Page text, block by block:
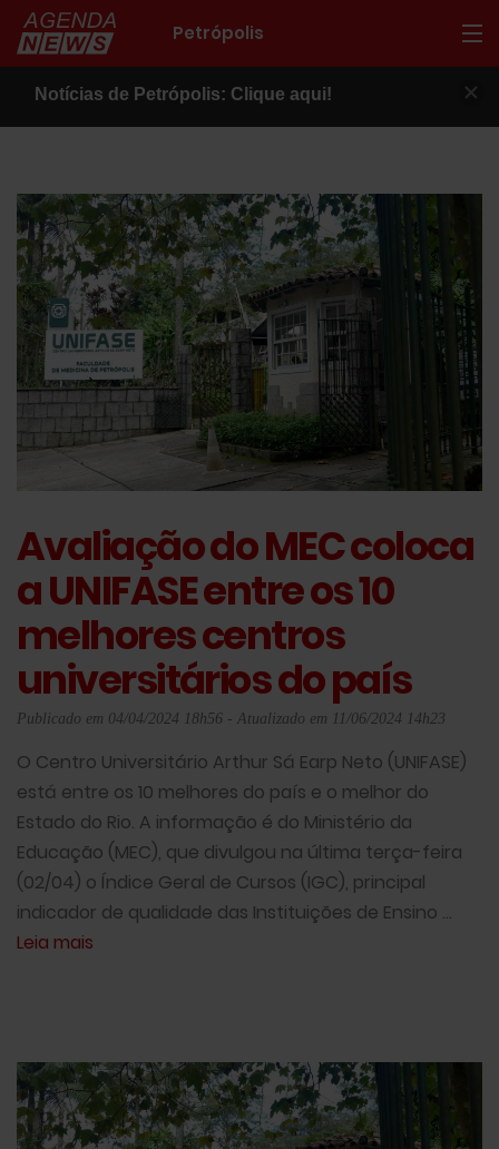
Petrópolis
Notícias de Petrópolis: Clique aqui!
Avaliação do MEC coloca
a UNIFASE entre os 10
melhores centros
universitários do país
Publicado em 04/04/2024 18h56 - Atualizado em 11/06/2024 14h23
O Centro Universitário Arthur Sá Earp Neto (UNIFASE)
está entre os 10 melhores do país e o melhor do
Estado do Rio. A informação é do Ministério da
Educação (MEC), que divulgou na última terça-feira
(02/04) o Índice Geral de Cursos (IGC), principal
indicador de qualidade das Instituições de Ensino ...
Leia mais